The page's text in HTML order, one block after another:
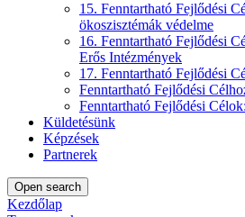
15. Fenntartható Fejlődési
ökoszisztémák védelme
16. Fenntartható Fejlődési
Erős Intézmények
17. Fenntartható Fejlődési
Fenntartható Fejlődési
Fenntartható Fejlődési
Küldetésünk
Képzések
Partnerek
Open search
Kezdőlap